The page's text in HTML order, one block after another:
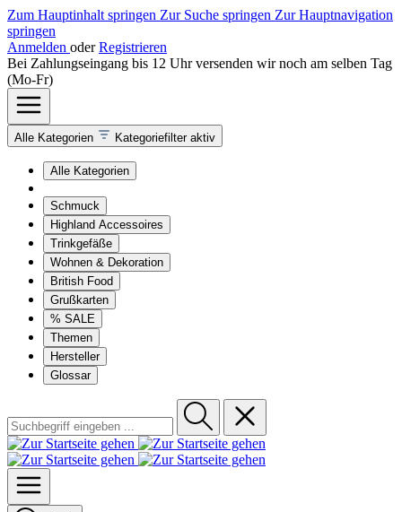
Zum Hauptinhalt springen Zur Suche springen Zur Hauptnavigation
springen
Anmelden oder Registrieren
Bei Zahlungseingang bis 12 Uhr versenden wir noch am selben Tag
(Mo-Fr)
Alle Kategorien Kategoriefilter aktiv
Alle Kategorien
Schmuck
Highland Accessoires
Trinkgefäße
Wohnen & Dekoration
British Food
Grußkarten
% SALE
Themen
Hersteller
Glossar